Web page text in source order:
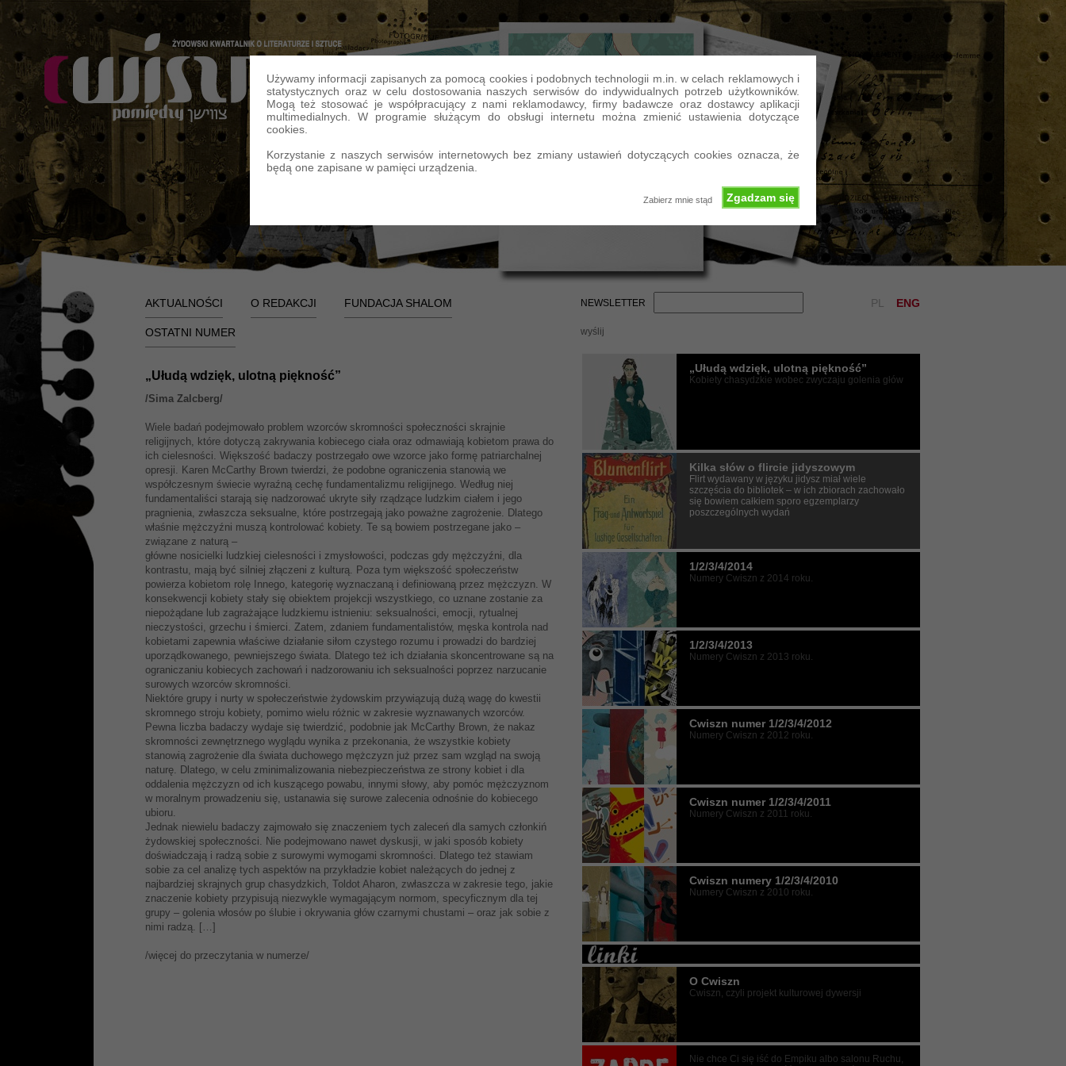
Używamy informacji zapisanych za pomocą cookies i podobnych technologii m.in. w celach reklamowych i
statystycznych oraz w celu dostosowania naszych serwisów do indywidualnych potrzeb użytkowników.
Mogą też stosować je współpracujący z nami reklamodawcy, firmy badawcze oraz dostawcy aplikacji
multimedialnych. W programie służącym do obsługi internetu można zmienić ustawienia dotyczące
cookies.
Korzystanie z naszych serwisów internetowych bez zmiany ustawień dotyczących cookies oznacza, że
będą one zapisane w pamięci urządzenia.
Zgadzam się
Zabierz mnie stąd
PL ENG
NEWSLETTER
wyślij
AKTUALNOŚCI O REDAKCJI FUNDACJA SHALOM
OSTATNI NUMER
„Ułudą wdzięk, ulotną piękność”
/Sima Zalcberg/
Wiele badań podejmowało problem wzorców skromności społeczności skrajnie
religijnych, które dotyczą zakrywania kobiecego ciała oraz odmawiają kobietom prawa do
ich cielesności. Większość badaczy postrzegało owe wzorce jako formę patriarchalnej
opresji. Karen McCarthy Brown twierdzi, że podobne ograniczenia stanowią we
współczesnym świecie wyraźną cechę fundamentalizmu religijnego. Według niej
fundamentaliści starają się nadzorować ukryte siły rządzące ludzkim ciałem i jego
pragnienia, zwłaszcza seksualne, które postrzegają jako poważne zagrożenie. Dlatego
właśnie mężczyźni muszą kontrolować kobiety. Te są bowiem postrzegane jako –
związane z naturą –
główne nosicielki ludzkiej cielesności i zmysłowości, podczas gdy mężczyźni, dla
kontrastu, mają być silniej złączeni z kulturą. Poza tym większość społeczeństw
powierza kobietom rolę Innego, kategorię wyznaczaną i definiowaną przez mężczyzn. W
konsekwencji kobiety stały się obiektem projekcji wszystkiego, co uznane zostanie za
niepożądane lub zagrażające ludzkiemu istnieniu: seksualności, emocji, rytualnej
nieczystości, grzechu i śmierci. Zatem, zdaniem fundamentalistów, męska kontrola nad
kobietami zapewnia właściwe działanie siłom czystego rozumu i prowadzi do bardziej
uporządkowanego, pewniejszego świata. Dlatego też ich działania skoncentrowane są na
ograniczaniu kobiecych zachowań i nadzorowaniu ich seksualności poprzez narzucanie
surowych wzorców skromności.
Niektóre grupy i nurty w społeczeństwie żydowskim przywiązują dużą wagę do kwestii
skromnego stroju kobiety, pomimo wielu różnic w zakresie wyznawanych wzorców.
Pewna liczba badaczy wydaje się twierdzić, podobnie jak McCarthy Brown, że nakaz
skromności zewnętrznego wyglądu wynika z przekonania, że wszystkie kobiety
stanowią zagrożenie dla świata duchowego mężczyzn już przez sam wzgląd na swoją
naturę. Dlatego, w celu zminimalizowania niebezpieczeństwa ze strony kobiet i dla
oddalenia mężczyzn od ich kuszącego powabu, innymi słowy, aby pomóc mężczyznom
w moralnym prowadzeniu się, ustanawia się surowe zalecenia odnośnie do kobiecego
ubioru.
Jednak niewielu badaczy zajmowało się znaczeniem tych zaleceń dla samych członkiń
żydowskiej społeczności. Nie podejmowano nawet dyskusji, w jaki sposób kobiety
doświadczają i radzą sobie z surowymi wymogami skromności. Dlatego też stawiam
sobie za cel analizę tych aspektów na przykładzie kobiet należących do jednej z
najbardziej skrajnych grup chasydzkich, Toldot Aharon, zwłaszcza w zakresie tego, jakie
znaczenie kobiety przypisują niezwykle wymagającym normom, specyficznym dla tej
grupy – golenia włosów po ślubie i okrywania głów czarnymi chustami – oraz jak sobie z
nimi radzą. […]
/więcej do przeczytania w numerze/
„Ułudą wdzięk, ulotną piękność”
Kobiety chasydzkie wobec zwyczaju golenia głów
Kilka słów o flircie jidyszowym
Flirt wydawany w języku jidysz miał wiele
szczęścia do bibliotek – w ich zbiorach zachowało
się bowiem całkiem sporo egzemplarzy
poszczególnych wydań
1/2/3/4/2014
Numery Cwiszn z 2014 roku.
1/2/3/4/2013
Numery Cwiszn z 2013 roku.
Cwiszn numer 1/2/3/4/2012
Numery Cwiszn z 2012 roku.
Cwiszn numer 1/2/3/4/2011
Numery Cwiszn z 2011 roku.
Cwiszn numery 1/2/3/4/2010
Numery Cwiszn z 2010 roku.
O Cwiszn
Cwiszn, czyli projekt kulturowej dywersji
Nie chce Ci się iść do Empiku albo salonu Ruchu,